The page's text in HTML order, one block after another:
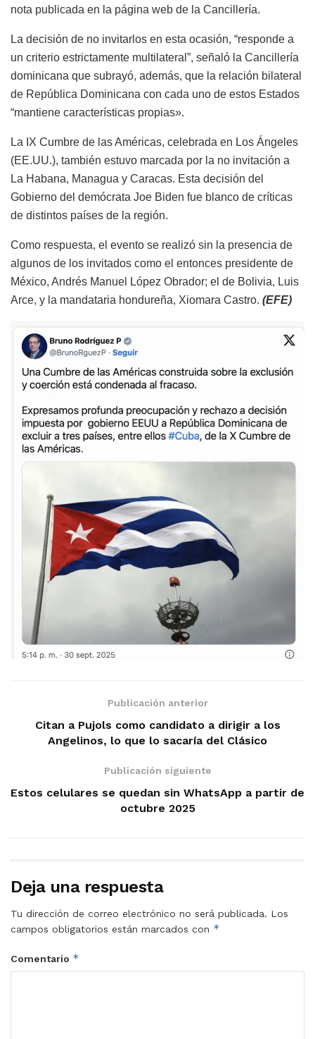
nota publicada en la página web de la Cancillería.
La decisión de no invitarlos en esta ocasión, “responde a
un criterio estrictamente multilateral”, señaló la Cancillería
dominicana que subrayó, además, que la relación bilateral
de República Dominicana con cada uno de estos Estados
“mantiene características propias».
La IX Cumbre de las Américas, celebrada en Los Ángeles
(EE.UU.), también estuvo marcada por la no invitación a
La Habana, Managua y Caracas. Esta decisión del
Gobierno del demócrata Joe Biden fue blanco de críticas
de distintos países de la región.
Como respuesta, el evento se realizó sin la presencia de
algunos de los invitados como el entonces presidente de
México, Andrés Manuel López Obrador; el de Bolivia, Luis
Arce, y la mandataria hondureña, Xiomara Castro. (EFE)
Publicación anterior
Citan a Pujols como candidato a dirigir a los
Angelinos, lo que lo sacaría del Clásico
Publicación siguiente
Estos celulares se quedan sin WhatsApp a partir de
octubre 2025
Deja una respuesta
Tu dirección de correo electrónico no será publicada. Los
campos obligatorios están marcados con *
Comentario *